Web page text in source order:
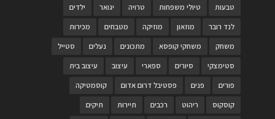
טבעות
טיולי משפחות טרויה יגואר
ילדים
לנד רובר
מוזאון מוזיקה מטבחים
מכירות
משחק
משחקי קופסא מתכונים נעלים
סטייל
סטימצקי
סיורים ספארי עיצוב
עיצוב בית
פורים
פנים פסטיבל דרום אדום
קוסמטיקה
קוסקוס
ריהוט רכבים תיירות תיקים